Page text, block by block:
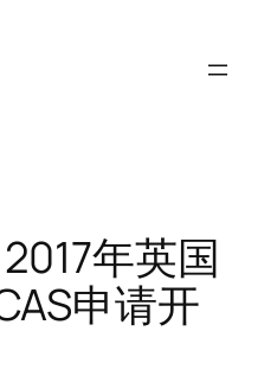
年英国
申请开